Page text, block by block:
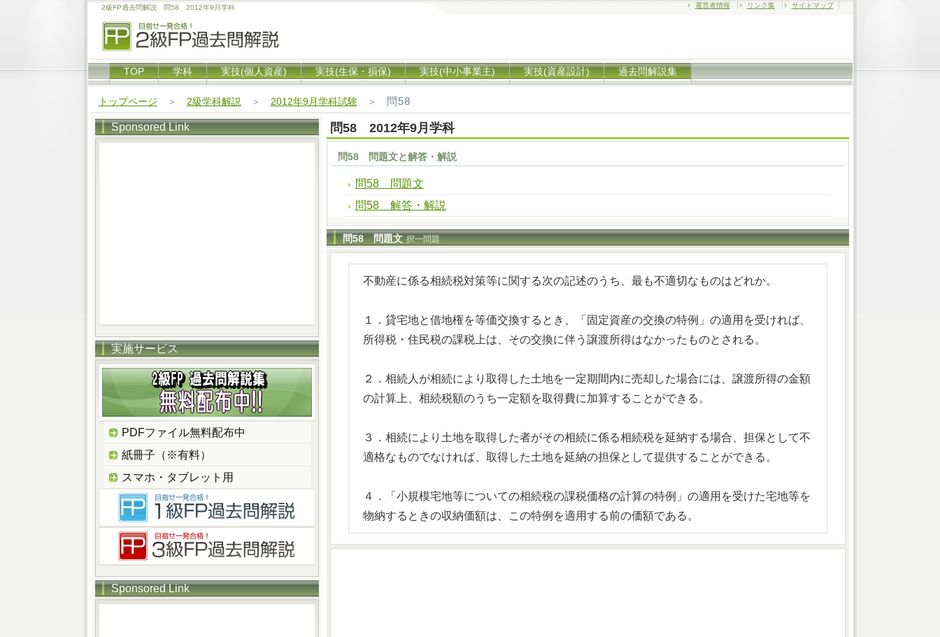
2級FP過去問解説 問58 2012年9月学科 運営者情報 リンク集 サイトマップ
TOP 学科 実技(個人資産) 実技(生保・損保) 実技(中小事業主) 実技(資産設計) 過去問解説集
トップページ ＞ 2級学科解説 ＞ 2012年9月学科試験＞ 問58
問58 2012年9月学科
問58 問題文と解答・解説
問58 問題文
問58 解答・解説
問58 問題文 択一問題
不動産に係る相続税対策等に関する次の記述のうち、最も不適切なものはどれか。
１．貸宅地と借地権を等価交換するとき、「固定資産の交換の特例」の適用を受ければ、
所得税・住民税の課税上は、その交換に伴う譲渡所得はなかったものとされる。
２．相続人が相続により取得した土地を一定期間内に売却した場合には、譲渡所得の金額
の計算上、相続税額のうち一定額を取得費に加算することができる。
３．相続により土地を取得した者がその相続に係る相続税を延納する場合、担保として不
適格なものでなければ、取得した土地を延納の担保として提供することができる。
４．「小規模宅地等についての相続税の課税価格の計算の特例」の適用を受けた宅地等を
物納するときの収納価額は、この特例を適用する前の価額である。
Sponsored Link
実施サービス
PDFファイル無料配布中
紙冊子（※有料）
スマホ・タブレット用
Sponsored Link